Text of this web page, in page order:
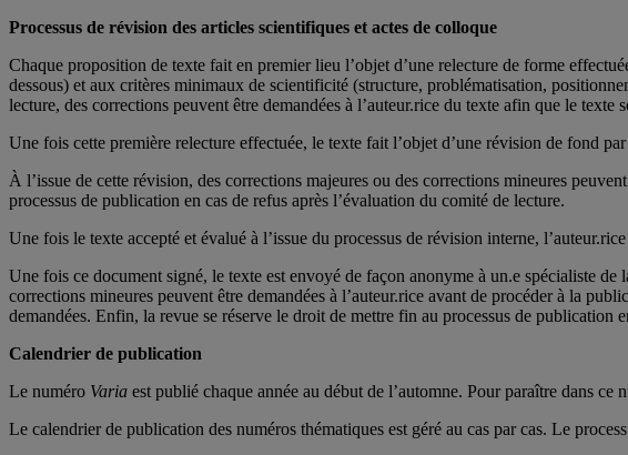
Processus de révision des articles scientifiques et actes de colloque
Chaque proposition de texte fait en premier lieu l’objet d’une relecture de forme
dessous) et aux critères minimaux de scientificité (structure, problématisation,
lecture, des corrections peuvent être demandées à l’auteur.rice du texte afin que le
Une fois cette première relecture effectuée, le texte fait l’objet d’une révision de fond
À l’issue de cette révision, des corrections majeures ou des corrections mineures
processus de publication en cas de refus après l’évaluation du comité de lecture.
Une fois le texte accepté et évalué à l’issue du processus de révision interne,
Une fois ce document signé, le texte est envoyé de façon anonyme à un.e spécialiste
corrections mineures peuvent être demandées à l’auteur.rice avant de procéder à la
demandées. Enfin, la revue se réserve le droit de mettre fin au processus de publication
Calendrier de publication
Le numéro Varia est publié chaque année au début de l’automne. Pour paraître dans
Le calendrier de publication des numéros thématiques est géré au cas par cas. Le